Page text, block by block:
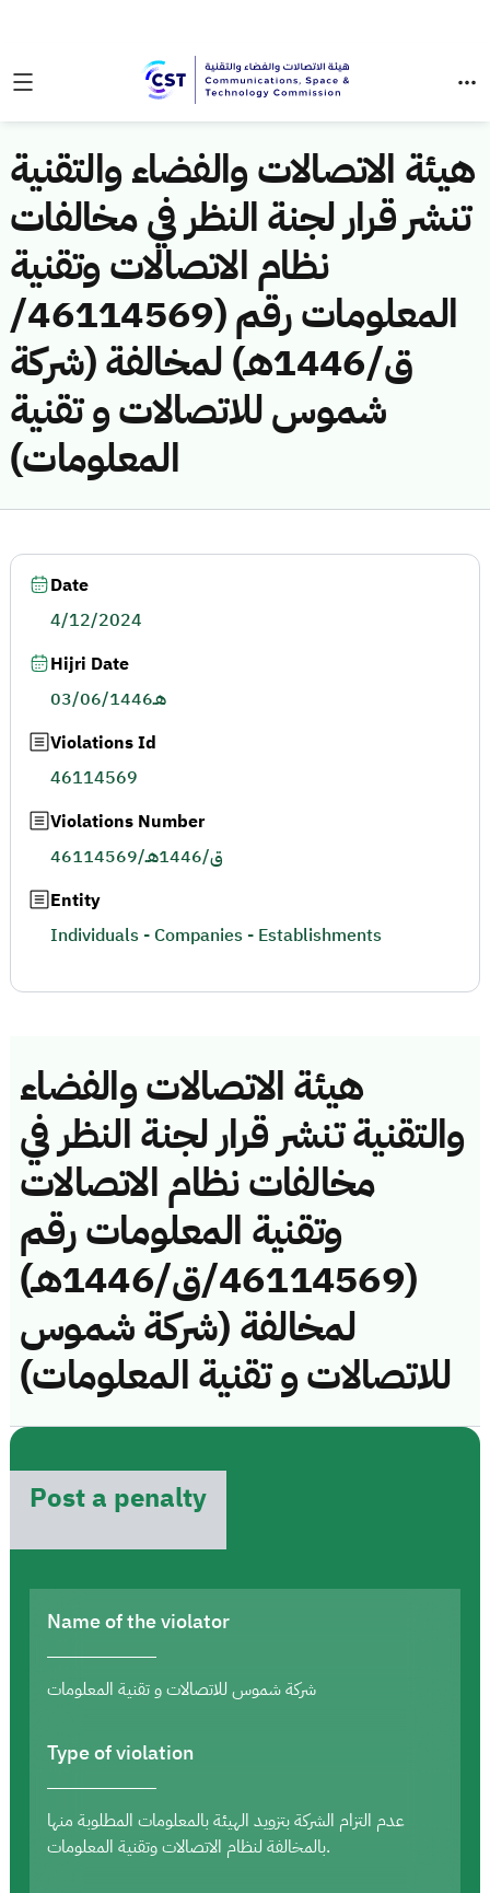
هيئة الاتصالات والفضاء والتقنية
تنشر قرار لجنة النظر في مخالفات
نظام الاتصالات وتقنية
المعلومات رقم (46114569/
ق/1446هـ) لمخالفة (شركة
شموس للاتصالات و تقنية
المعلومات)
هيئة الاتصالات والفضاء
والتقنية تنشر قرار لجنة النظر في
مخالفات نظام الاتصالات
وتقنية المعلومات رقم
(46114569/ق/1446هـ)
لمخالفة (شركة شموس
للاتصالات و تقنية المعلومات)
Post a penalty
Name of the violator
شركة شموس للاتصالات و تقنية المعلومات
Type of violation
عدم التزام الشركة بتزويد الهيئة بالمعلومات المطلوبة منها
بالمخالفة لنظام الاتصالات وتقنية المعلومات.
Date
4/12/2024
Hijri Date
03/06/1446هـ
Violations Id
46114569
Violations Number
46114569/ق/1446هـ
Entity
Individuals - Companies - Establishments